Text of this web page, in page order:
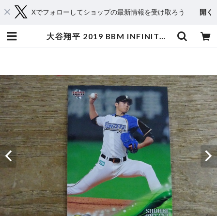
Xでフォローしてショップの最新情報を受け取ろう 開く
大谷翔平 2019 BBM INFINITY | スポーツカードミントC&K本厚木店－オンラインショップ